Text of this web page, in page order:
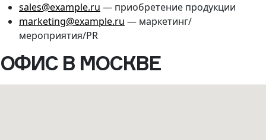
sales@example.ru — приобретение продукции
marketing@example.ru — маркетинг/
мероприятия/PR
ОФИС В МОСКВЕ